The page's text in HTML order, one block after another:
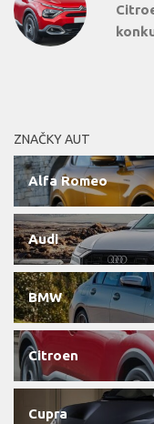
ZNAČKY AUT
Alfa Romeo
Audi
BMW
Citroen
Cupra